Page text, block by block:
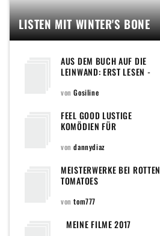
LISTEN MIT WINTER'S BONE
AUS DEM BUCH AUF DIE
LEINWAND: ERST LESEN -
vonGosiline
FEEL GOOD LUSTIGE
KOMÖDIEN FÜR
ENTERTAINMENT
vondannydiaz
MEISTERWERKE BEI ROTTEN
TOMATOES
vontom777
MEINE FILME 2017